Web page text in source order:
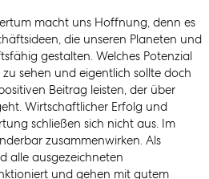
macht uns Hoffnung, denn es
die unseren Planeten und
gestalten. Welches Potenzial
sehen und eigentlich sollte doch
Beitrag leisten, der über
Wirtschaftlicher Erfolg und
schließen sich nicht aus. Im
zusammenwirken. Als
alle ausgezeichneten
und gehen mit gutem